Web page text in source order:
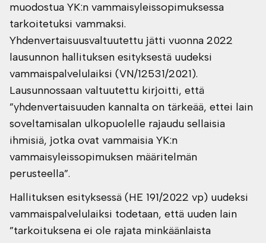
muodostua YK:n vammaisyleissopimuksessa
tarkoitetuksi vammaksi.
Yhdenvertaisuusvaltuutettu jätti vuonna 2022
lausunnon hallituksen esityksestä uudeksi
vammaispalvelulaiksi (VN/12531/2021).
Lausunnossaan valtuutettu kirjoitti, että
”yhdenvertaisuuden kannalta on tärkeää, ettei lain
soveltamisalan ulkopuolelle rajaudu sellaisia
ihmisiä, jotka ovat vammaisia YK:n
vammaisyleissopimuksen määritelmän
perusteella”.
Hallituksen esityksessä (HE 191/2022 vp) uudeksi
vammaispalvelulaiksi todetaan, että uuden lain
”tarkoituksena ei ole rajata minkäänlaista